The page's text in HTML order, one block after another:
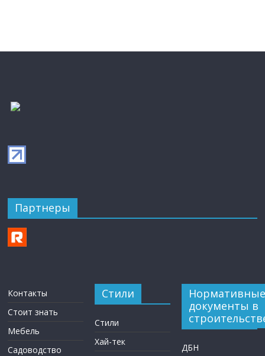
Партнеры
Контакты
Стоит знать
Мебель
Садоводство
Стили
Стили
Хай-тек
Нормативные
документы в
ДБН